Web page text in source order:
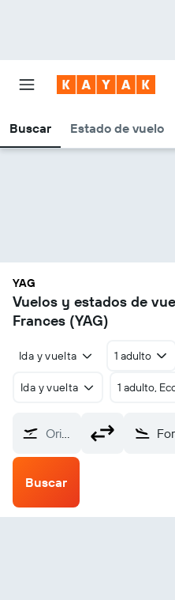
Buscar Estado de vuelo
YAG
Vuelos y estados de
Frances (YAG)
Ida y vuelta 1 adulto
Ida y vuelta 1 adulto,
Origen
Buscar